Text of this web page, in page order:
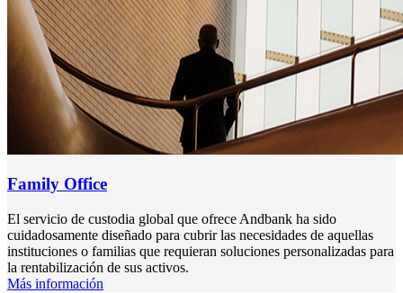
Family Office
El servicio de custodia global que ofrece Andbank ha sido
cuidadosamente diseñado para cubrir las necesidades de aquellas
instituciones o familias que requieran soluciones personalizadas para
la rentabilización de sus activos.
Más información